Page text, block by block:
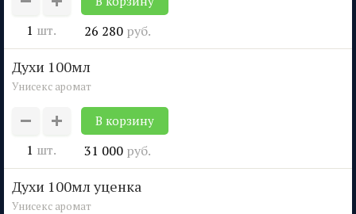
1 шт. 26 280 руб.
духи 100мл
Унисекс аромат
1 шт. 31 000 руб.
духи 100мл уценка
Унисекс аромат